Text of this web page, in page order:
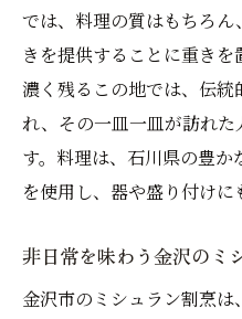
では、料理の質はもちろ
きを提供することに重き
濃く残るこの地では、伝統
れ、その一皿一皿が訪れ
す。料理は、石川県の豊
を使用し、器や盛り付けに
非日常を味わう金沢のミ
金沢市のミシュラン割烹